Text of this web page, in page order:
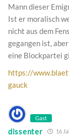
Mann dieser
Ist er moralisch
nicht aus dem
gegangen ist,
eine Blockpartei
https://
gauck
Gast
dissenter 16